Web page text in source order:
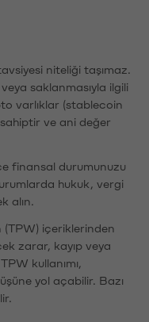
niteliği taşımaz.
saklanmasıyla ilgili
varlıklar (stablecoin
ve ani değer
finansal durumunuzu
hukuk, vergi
alın.
içeriklerinden
zarar, kayıp veya
kullanımı,
yol açabilir. Bazı